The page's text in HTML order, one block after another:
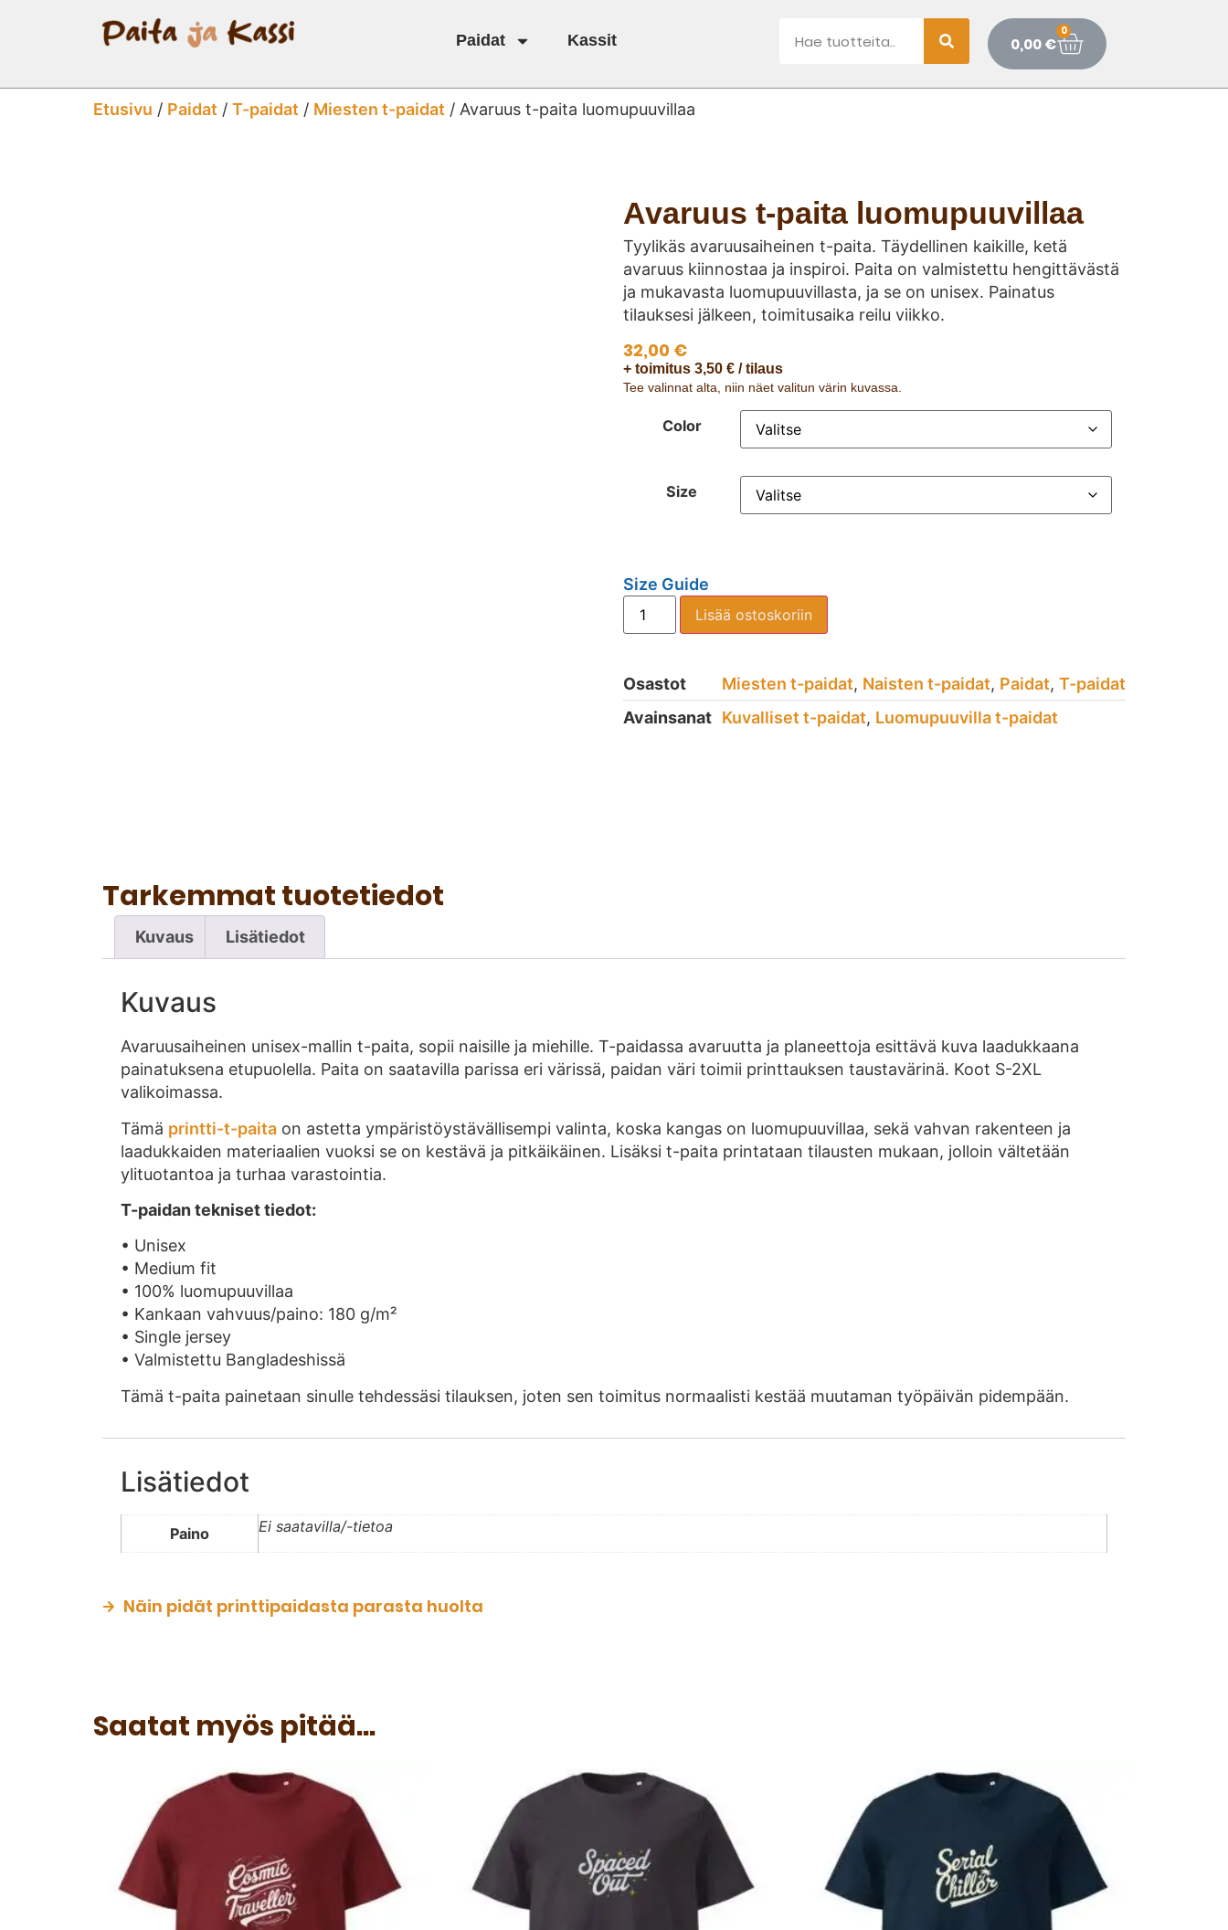
Paidat Kassit 0,00€
0
Etusivu / Paidat / T-paidat / Miesten t-paidat / Avaruus t-paita luomupuuvillaa
Avaruus t-paita luomupuuvillaa
Tyylikäs avaruusaiheinen t-paita. Täydellinen kaikille, ketä
avaruus kiinnostaa ja inspiroi. Paita on valmistettu hengittävästä
ja mukavasta luomupuuvillasta, ja se on unisex. Painatus
tilauksesi jälkeen, toimitusaika reilu viikko.
32,00 €
+ toimitus 3,50 € / tilaus
Tee valinnat alta, niin näet valitun värin kuvassa.
Color
Size
Size Guide
Lisää ostoskoriin
Osastot Miesten t-paidat, Naisten t-paidat, Paidat, T-paidat
Avainsanat Kuvalliset t-paidat, Luomupuuvilla t-paidat
Tarkemmat tuotetiedot
Kuvaus Lisätiedot
Kuvaus
Avaruusaiheinen unisex-mallin t-paita, sopii naisille ja miehille. T-paidassa avaruutta ja planeettoja esittävä kuva laadukkaana
painatuksena etupuolella. Paita on saatavilla parissa eri värissä, paidan väri toimii printtauksen taustavärinä. Koot S-2XL
valikoimassa.
Tämä printti-t-paita on astetta ympäristöystävällisempi valinta, koska kangas on luomupuuvillaa, sekä vahvan rakenteen ja
laadukkaiden materiaalien vuoksi se on kestävä ja pitkäikäinen. Lisäksi t-paita printataan tilausten mukaan, jolloin vältetään
ylituotantoa ja turhaa varastointia.
T-paidan tekniset tiedot:
• Unisex
• Medium fit
• 100% luomupuuvillaa
• Kankaan vahvuus/paino: 180 g/m²
• Single jersey
• Valmistettu Bangladeshissä
Tämä t-paita painetaan sinulle tehdessäsi tilauksen, joten sen toimitus normaalisti kestää muutaman työpäivän pidempään.
Lisätiedot
Paino Ei saatavilla/-tietoa
Näin pidät printtipaidasta parasta huolta
Saatat myös pitää...